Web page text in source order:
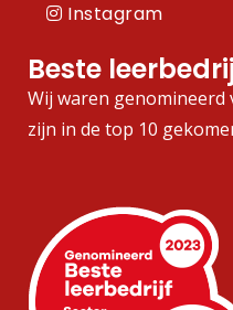
Instagram
Beste
Wij waren
zijn in de top 10